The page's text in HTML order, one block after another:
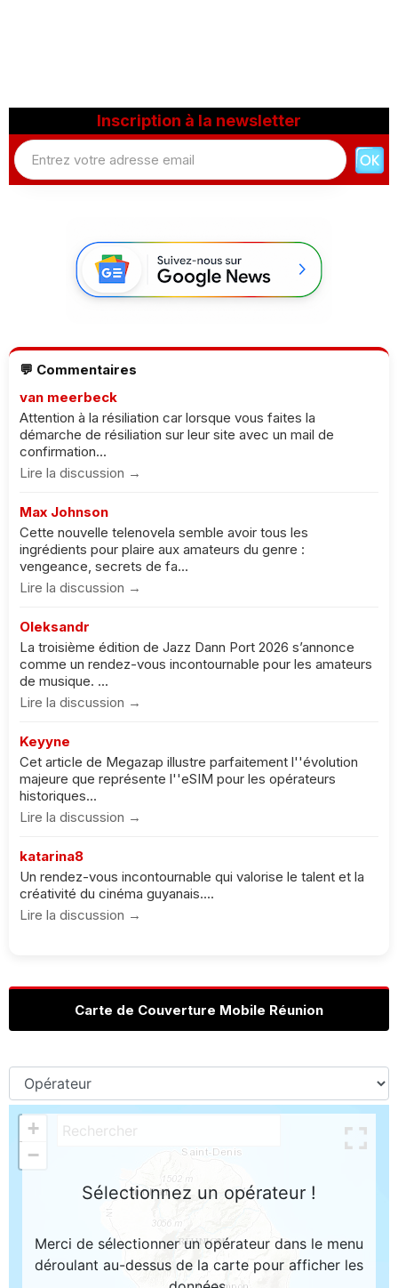
Inscription à la newsletter
💬 Commentaires
van meerbeck
Attention à la résiliation car lorsque vous faites la
démarche de résiliation sur leur site avec un mail de
confirmation...
Lire la discussion →
Max Johnson
Cette nouvelle telenovela semble avoir tous les
ingrédients pour plaire aux amateurs du genre :
vengeance, secrets de fa...
Lire la discussion →
Oleksandr
La troisième édition de Jazz Dann Port 2026 s’annonce
comme un rendez-vous incontournable pour les amateurs
de musique. ...
Lire la discussion →
Keyyne
Cet article de Megazap illustre parfaitement l''évolution
majeure que représente l''eSIM pour les opérateurs
historiques...
Lire la discussion →
katarina8
Un rendez-vous incontournable qui valorise le talent et la
créativité du cinéma guyanais....
Lire la discussion →
Carte de Couverture Mobile Réunion